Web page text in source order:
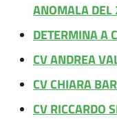
ANOMALA
DETERMINA A
CV ANDREA
CV CHIARA
CV RICCARDO